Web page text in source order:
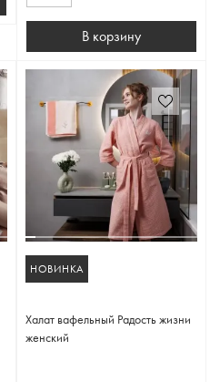
В корзину
НОВИНКА
Халат вафельный Радость жизни
женский